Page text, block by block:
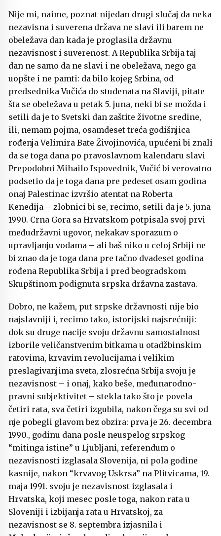
Nije mi, naime, poznat nijedan drugi slučaj da neka
nezavisna i suverena država ne slavi ili barem ne
obeležava dan kada je proglasila državnu
nezavisnost i suverenost. A Republika Srbija taj
dan ne samo da ne slavi i ne obeležava, nego ga
uopšte i ne pamti: da bilo kojeg Srbina, od
predsednika Vučića do studenata na Slaviji, pitate
šta se obeležava u petak 5. juna, neki bi se možda i
setili da je to Svetski dan zaštite životne sredine,
ili, nemam pojma, osamdeset treća godišnjica
rođenjaVelimira Bate Živojinovića, upućeni bi znali
da se toga dana po pravoslavnom kalendaru slavi
Prepodobni Mihailo Ispovednik, Vučić bi verovatno
podsetio da je toga dana pre pedeset osam godina
onaj Palestinac izvršio atentat na Roberta
Kenedija – zlobnici bi se, recimo, setili da je 5. juna
1990. Crna Gora sa Hrvatskom potpisala svoj prvi
međudržavni ugovor, nekakav sporazum o
upravljanju vodama – ali baš niko u celoj Srbiji ne
bi znao da je toga dana pre tačno dvadeset godina
rođena Republika Srbija i pred beogradskom
Skupštinom podignuta srpska državna zastava.
Dobro, ne kažem, put srpske državnosti nije bio
najslavniji i, recimo tako, istorijski najsrećniji:
dok su druge nacije svoju državnu samostalnost
izborile veličanstvenim bitkama u otadžbinskim
ratovima, krvavim revolucijama i velikim
preslagivanjima sveta, zlosrećna Srbija svoju je
nezavisnost – i onaj, kako beše, međunarodno-
pravni subjektivitet – stekla tako što je povela
četiri rata, sva četiri izgubila, nakon čega su svi od
nje pobegli glavom bez obzira: prva je 26. decembra
1990., godinu dana posle neuspelog srpskog
“mitinga istine” u Ljubljani, referendum o
nezavisnosti izglasala Slovenija, ni pola godine
kasnije, nakon “krvavog Uskrsa” na Plitvicama, 19.
maja 1991. svoju je nezavisnost izglasala i
Hrvatska, koji mesec posle toga, nakon rata u
Sloveniji i izbijanja rata u Hrvatskoj, za
nezavisnost se 8. septembra izjasnila i